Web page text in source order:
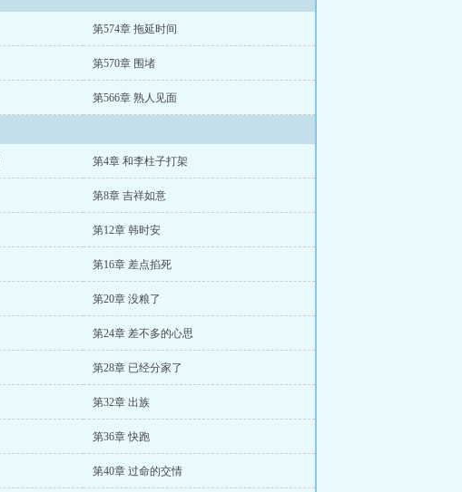
第574章 拖延时间
第570章 围堵
第566章 熟人见面
第4章 和李柱子打架
第8章 吉祥如意
第12章 韩时安
第16章 差点掐死
第20章 没粮了
第24章 差不多的心思
第28章 已经分家了
第32章 出族
第36章 快跑
第40章 过命的交情